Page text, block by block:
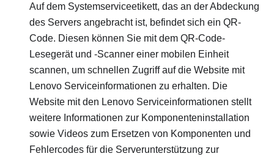
Auf dem Systemserviceetikett, das an der Abdeckung
des Servers angebracht ist, befindet sich ein QR-
Code. Diesen können Sie mit dem QR-Code-
Lesegerät und ‑Scanner einer mobilen Einheit
scannen, um schnellen Zugriff auf die Website mit
Lenovo Serviceinformationen zu erhalten. Die
Website mit den Lenovo Serviceinformationen stellt
weitere Informationen zur Komponenteninstallation
sowie Videos zum Ersetzen von Komponenten und
Fehlercodes für die Serverunterstützung zur